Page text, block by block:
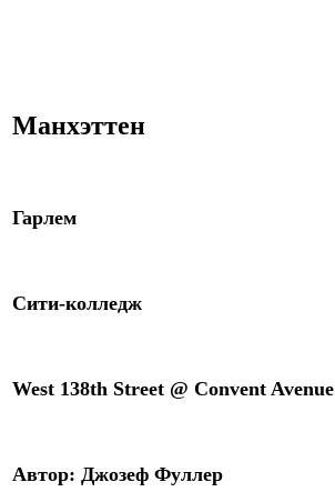
Манхэттен
Гарлем
Сити-колледж
West 138th Street @ Convent Avenue
Автор: Джозеф Фуллер